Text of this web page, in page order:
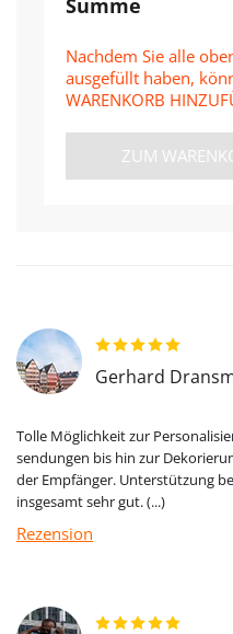
Nachdem Sie alle
ausgefüllt haben,
WARENKORB
ZUM
Gerhard
Tolle Möglichkeit zur
sendungen bis hin zur
der Empfänger. Unterstützung
insgesamt sehr gut. (...)
Rezension